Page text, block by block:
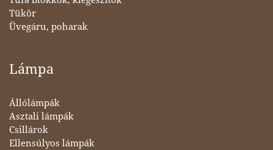
Tükör
Üvegáru, poharak
Lámpa
Állólámpák
Asztali lámpák
Csillárok
Ellensúlyos lámpák